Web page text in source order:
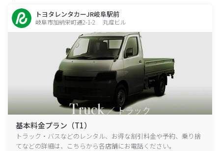
トヨタレンタカーJR岐阜駅前
岐阜市加納栄町通2-1-2 丸産ビル
基本料金プラン（T1）
トラック・バスなどのレンタル、お得な割引料金や予約、乗り捨
てなどの詳細は、こちらから各店舗にお電話ください。